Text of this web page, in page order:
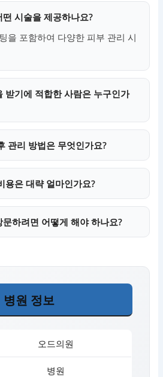
시술을 제공하나요?
을 포함하여 다양한 피부 관리 시
받기에 적합한 사람은 누구인가
관리 방법은 무엇인가요?
용은 대략 얼마인가요?
하려면 어떻게 해야 하나요?
병원 정보
오드의원
병원